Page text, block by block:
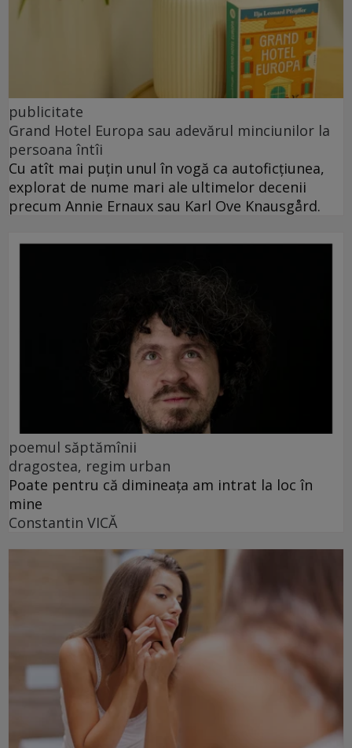
publicitate
Grand Hotel Europa sau adevărul minciunilor la
persoana întîi
Cu atît mai puțin unul în vogă ca autoficțiunea,
explorat de nume mari ale ultimelor decenii
precum Annie Ernaux sau Karl Ove Knausgård.
poemul săptămînii
dragostea, regim urban
Poate pentru că dimineața am intrat la loc în
mine
Constantin VICĂ